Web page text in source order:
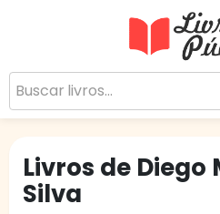
Sua
Livros de Diego
Silva